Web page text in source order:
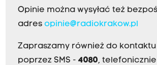
Opinie można wysyłać też
adres opinie@radiokrakow.pl
Zapraszamy również do kontaktu
poprzez SMS - 4080, telefonicznie